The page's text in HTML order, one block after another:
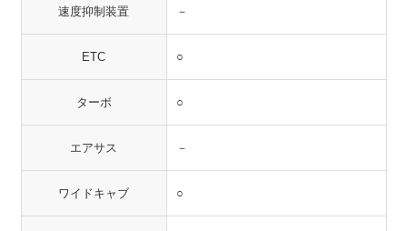
速度抑制装置 －
ETC ○
ターボ ○
エアサス －
ワイドキャブ ○